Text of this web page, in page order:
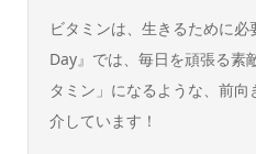
ビタミンは、生きるために
Day』では、毎日を頑張る素
タミン」になるような、前
介しています！